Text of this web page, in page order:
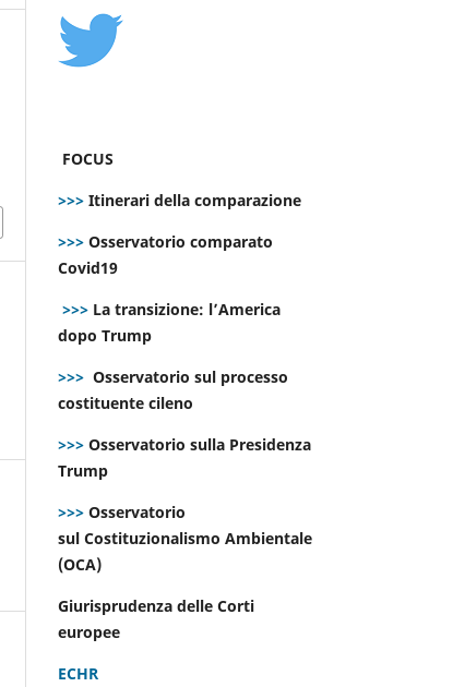
FOCUS
>>> Itinerari della comparazione
>>> Osservatorio comparato
Covid19
>>> La transizione: l’America
dopo Trump
>>> Osservatorio sul processo
costituente cileno
>>> Osservatorio sulla Presidenza
Trump
>>> Osservatorio
sul Costituzionalismo Ambientale
(OCA)
Giurisprudenza delle Corti
europee
ECHR